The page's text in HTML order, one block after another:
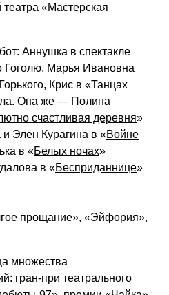
театра «Мастерская
Аннушка в спектакле
Гоголю, Марья Ивановна
Крис в «Танцах
Она же — Полина
счастливая деревня»
Элен Курагина в «Войне
в «Белых ночах»
в «Бесприданнице»
прощание», «Эйфория»,
множества
гран-при театрального